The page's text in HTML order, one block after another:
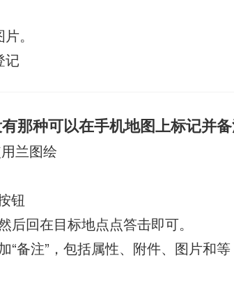
。
记
那种可以在手机地图上标记并
兰图绘
钮
后回在目标地点点答击即可。
“备注”，包括属性、附件、图片和等